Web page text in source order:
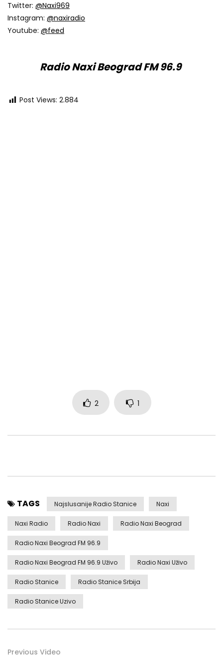
Twitter: @Naxi969
Instagram: @naxiradio
Youtube: @feed
Radio Naxi Beograd FM 96.9
Post Views: 2.884
2 1
TAGS Najslusanije Radio Stanice Naxi
Naxi Radio Radio Naxi Radio Naxi Beograd
Radio Naxi Beograd FM 96.9
Radio Naxi Beograd FM 96.9 Uživo Radio Naxi Uživo
Radio Stanice Radio Stanice Srbija
Radio Stanice Uzivo
Previous Video